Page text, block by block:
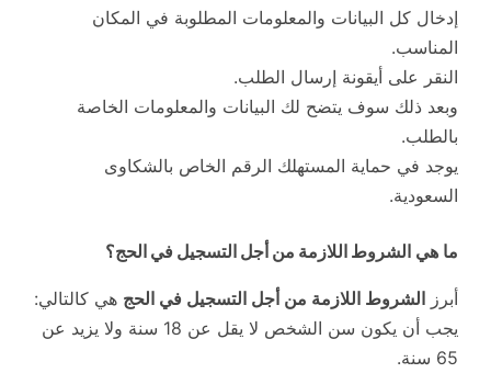
إدخال كل البيانات والمعلومات المطلوبة في المكان
المناسب.
النقر على أيقونة إرسال الطلب.
وبعد ذلك سوف يتضح لك البيانات والمعلومات الخاصة
بالطلب.
يوجد في حماية المستهلك الرقم الخاص بالشكاوى
السعودية.
ما هي الشروط اللازمة من أجل التسجيل في الحج؟
أبرز الشروط اللازمة من أجل التسجيل في الحج هي كالتالي:
يجب أن يكون سن الشخص لا يقل عن 18 سنة ولا يزيد عن
65 سنة.